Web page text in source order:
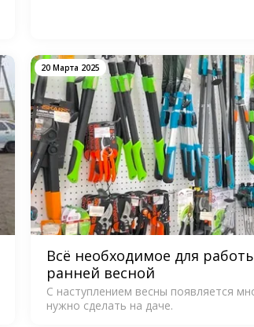
20 Марта 2025
Всё необходимое для
ранней весной
С наступлением весны появляется
нужно сделать на даче.